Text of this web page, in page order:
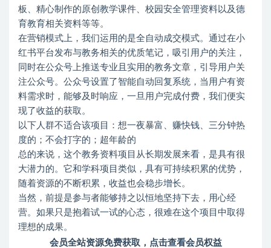
板、精心制作的原创教学课件、校园安全管理资料以及德
育教育相关资料等等。
在营销模式上，我们运用的是全自动成交模式。通过在小
红书平台发布与教务相关的优质笔记，吸引用户的关注，
同时在公众号上推送专业且实用的教务文章，引导用户关
注公众号。公众号设置了智能自动回复系统，当用户有资
料需求时，能够及时响应，一旦用户完成付费，我们便实
现了收益的获取。
以下人群不适合该项目：想一夜暴富、赚快钱、三分钟热
度的；不会打字的；超年龄的
总的来说，这个教务资料项目从长期发展来看，是具有很
大潜力的。它和学科项目类似，具有可持续积累的优势，
随着资源的不断积累，收益也会稳步增长。
当然，前提是参与者能够持之以恒地坚持下去，用心经
营。如果只是抱着试一试的心态，很难在这个项目中取得
理想的成果。
会员全站资源免费获取，点击查看会员权益